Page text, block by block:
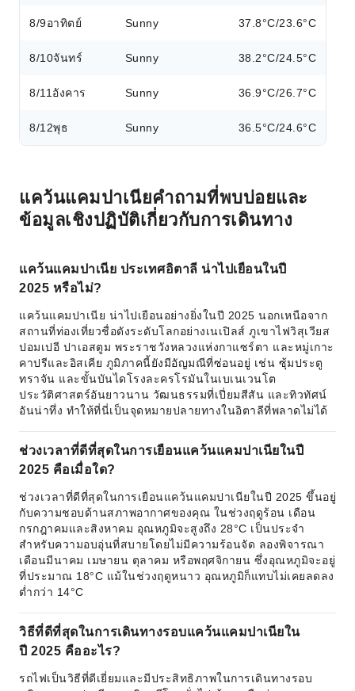
8/9อาทิตย์ Sunny 37.8°C/23.6°C
8/10จันทร์ Sunny 38.2°C/24.5°C
8/11 อังคาร Sunny 36.9°C/26.7°C
8/12พุธ Sunny 36.5°C/24.6°C
แคว้นแคมปาเนียคำถามที่พบบ่อยและ
ข้อมูลเชิงปฏิบัติเกี่ยวกับการเดินทาง
แคว้นแคมปาเนีย ประเทศอิตาลี น่าไปเยือนในปี
2025 หรือไม่?
แคว้นแคมปาเนีย น่าไปเยือนอย่างยิ่งในปี 2025 นอกเหนือจาก
สถานที่ท่องเที่ยวชื่อดังระดับโลกอย่างเนเปิลส์ ภูเขาไฟวิสุเวียส
ปอมเปอี ปาเอสตูม พระราชวังหลวงแห่งกาแซร์ตา และหมู่เกาะ
คาปรีและอิสเคีย ภูมิภาคนี้ยังมีอัญมณีที่ซ่อนอยู่ เช่น ซุ้มประตู
ทราจัน และขั้นบันไดโรงละครโรมันในเบเนเวนโต
ประวัติศาสตร์อันยาวนาน วัฒนธรรมที่เปี่ยมสีสัน และทิวทัศน์
อันน่าทึ่ง ทำให้ที่นี่เป็นจุดหมายปลายทางในอิตาลีที่พลาดไม่ได้
ช่วงเวลาที่ดีที่สุดในการเยือนแคว้นแคมปาเนียในปี
2025 คือเมื่อใด?
ช่วงเวลาที่ดีที่สุดในการเยือนแคว้นแคมปาเนียในปี 2025 ขึ้นอยู่
กับความชอบด้านสภาพอากาศของคุณ ในช่วงฤดูร้อน เดือน
กรกฎาคมและสิงหาคม อุณหภูมิจะสูงถึง 28°C เป็นประจำ
สำหรับความอบอุ่นที่สบายโดยไม่มีความร้อนจัด ลองพิจารณา
เดือนมีนาคม เมษายน ตุลาคม หรือพฤศจิกายน ซึ่งอุณหภูมิจะอยู่
ที่ประมาณ 18°C แม้ในช่วงฤดูหนาว อุณหภูมิก็แทบไม่เคยลดลง
ต่ำกว่า 14°C
วิธีที่ดีที่สุดในการเดินทางรอบแคว้นแคมปาเนียใน
ปี 2025 คืออะไร?
รถไฟเป็นวิธีที่ดีเยี่ยมและมีประสิทธิภาพในการเดินทางรอบ